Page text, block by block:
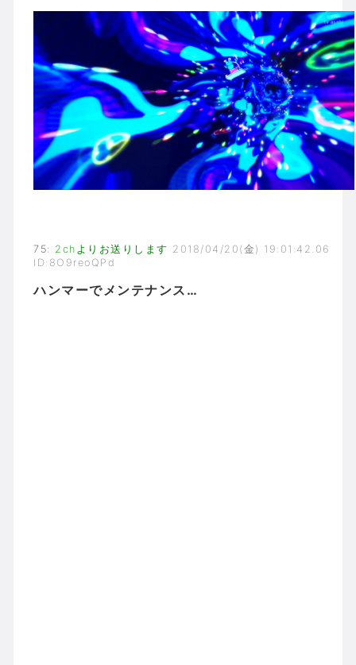
75: 2chよりお送りします 2018/04/20(金) 19:01:42.06
ID:8O9reoQPd
ハンマーでメンテナンス…